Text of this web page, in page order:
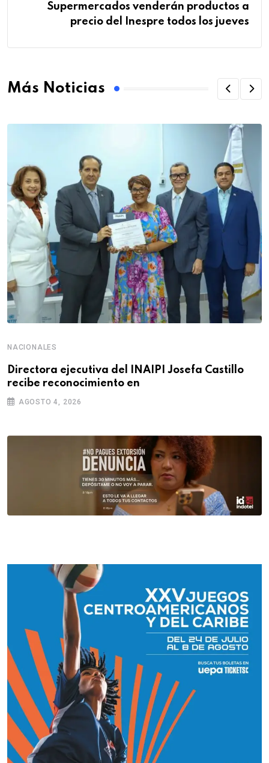
Supermercados venderán productos a
precio del Inespre todos los jueves
Más Noticias
NACIONALES
Directora ejecutiva del INAIPI Josefa Castillo
recibe reconocimiento en
AGOSTO 4, 2026